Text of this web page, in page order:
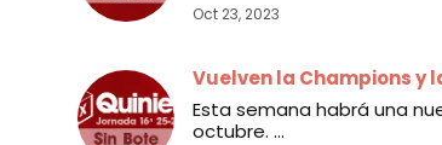
Oct 23, 2023
Vuelven la Champions y
Esta semana habrá una
octubre. ...